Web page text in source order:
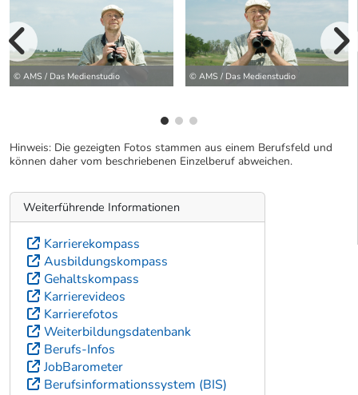
© AMS / Das Medienstudio © AMS / Das Medienstudio
Hinweis: Die gezeigten Fotos stammen aus einem Berufsfeld und
können daher vom beschriebenen Einzelberuf abweichen.
Weiterführende Informationen
Karrierekompass
Ausbildungskompass
Gehaltskompass
Karrierevideos
Karrierefotos
Weiterbildungsdatenbank
Berufs-Infos
JobBarometer
Berufsinformationssystem (BIS)